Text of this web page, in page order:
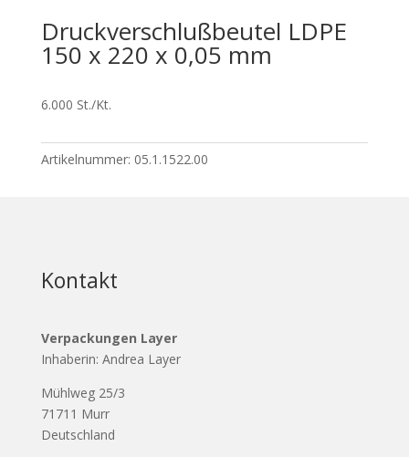
Druckverschlußbeutel LDPE
150 x 220 x 0,05 mm
6.000 St./Kt.
Artikelnummer: 05.1.1522.00
Kontakt
Verpackungen Layer
Inhaberin: Andrea Layer
Mühlweg 25/3
71711 Murr
Deutschland